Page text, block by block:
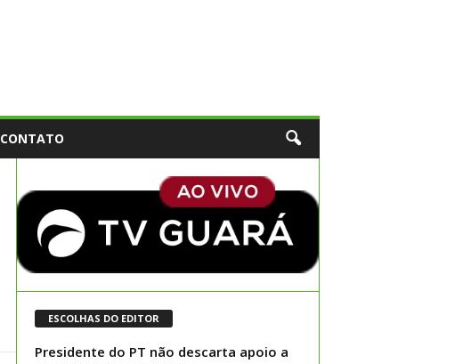
CONTATO
ESCOLHAS DO EDITOR
Presidente do PT não descarta apoio a